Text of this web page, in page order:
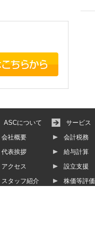
ASCについて
会社概要
代表挨拶
アクセス
スタッフ紹介
サービス
会計税務
給与計算
設立支援
株価等評価